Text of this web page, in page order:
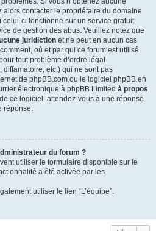
contacter le propriétaire du domaine
celui-ci fonctionne sur un service gratuit
de gestion des abus. Veuillez notez que
juridiction et ne peut en aucun cas
où et par qui ce forum est utilisé.
tout problème d’ordre légal
etc.) qui ne sont pas
de phpBB.com ou le logiciel phpBB en
électronique à phpBB Limited à propos
de ce logiciel, attendez-vous à une réponse
réponse.
du forum ?
utiliser le formulaire disponible sur le
a été activée par les
utiliser le lien “L’équipe”.